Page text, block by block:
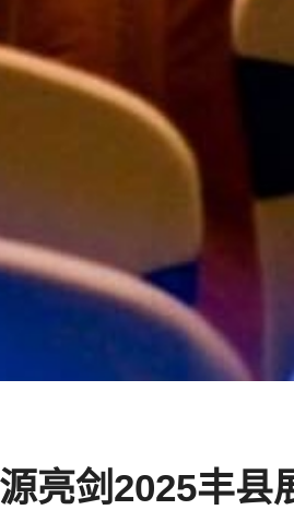
亮剑2025丰县